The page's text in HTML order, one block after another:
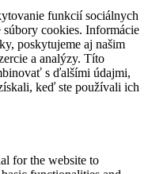
funkcií sociálnych
cookies. Informácie
poskytujeme aj našim
a analýzy. Títo